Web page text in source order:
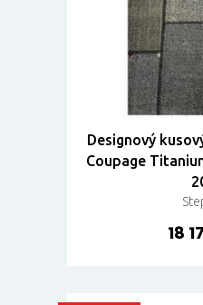
Designový
Coupage
18